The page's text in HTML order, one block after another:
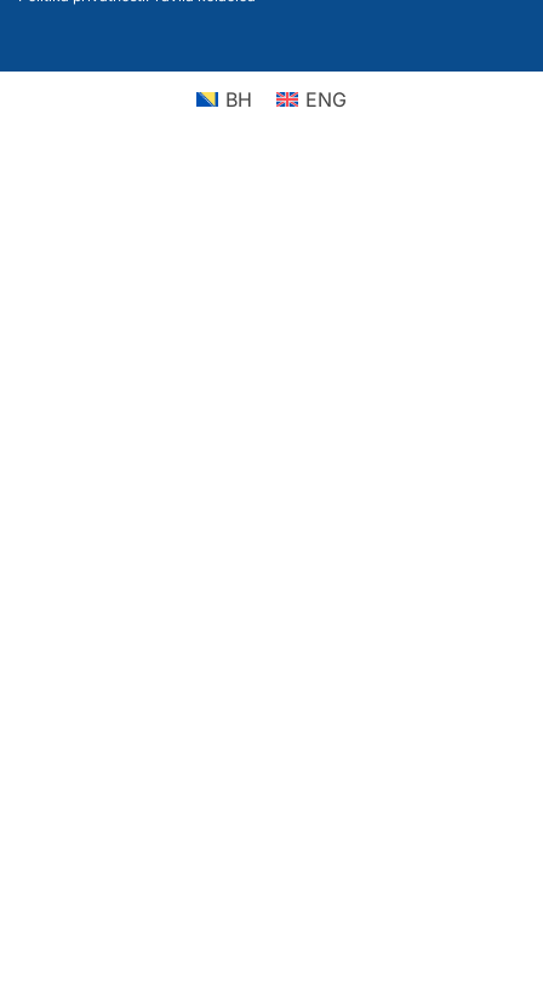
BH ENG